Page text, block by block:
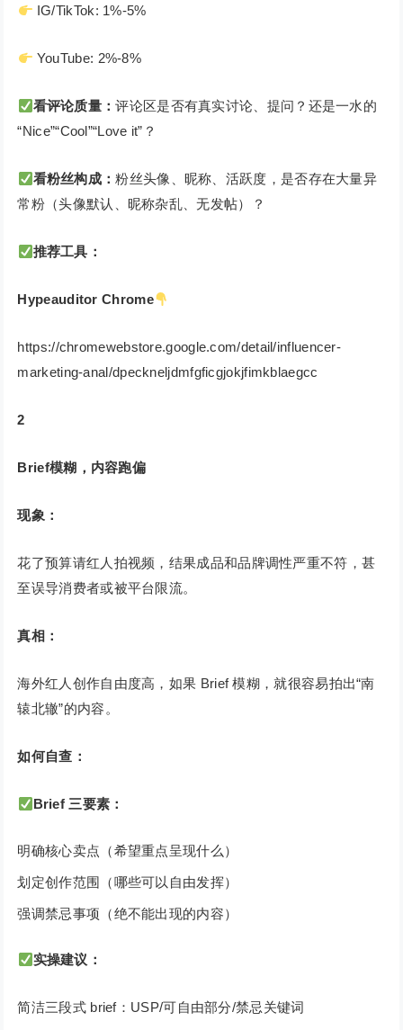
IG/TikTok: 1%-5%
YouTube: 2%-8%
看评论质量：评论区是否有真实讨论、提问？还是一水的
“Nice”“Cool”“Love it”？
看粉丝构成：粉丝头像、昵称、活跃度，是否存在大量异
常粉（头像默认、昵称杂乱、无发帖）？
推荐工具：
Hypeauditor Chrome
https://chromewebstore.google.com/detail/influencer-
marketing-anal/dpeckneljdmfgficgjokjfimkblaegcc
2
Brief模糊，内容跑偏
现象：
花了预算请红人拍视频，结果成品和品牌调性严重不符，甚
至误导消费者或被平台限流。
真相：
海外红人创作自由度高，如果 Brief 模糊，就很容易拍出“南
辕北辙”的内容。
如何自查：
Brief 三要素：
明确核心卖点（希望重点呈现什么）
划定创作范围（哪些可以自由发挥）
强调禁忌事项（绝不能出现的内容）
实操建议：
简洁三段式 brief：USP/可自由部分/禁忌关键词